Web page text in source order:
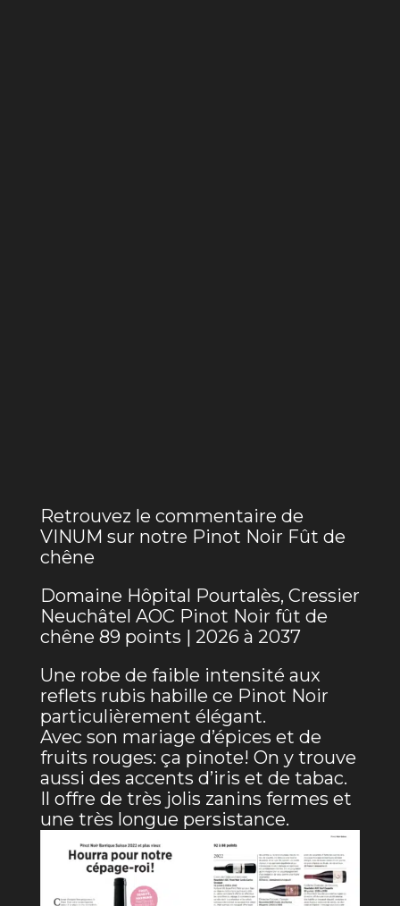
Retrouvez le commentaire de
VINUM sur notre Pinot Noir Fût de
chêne
Domaine Hôpital Pourtalès, Cressier
Neuchâtel AOC Pinot Noir fût de
chêne 89 points | 2026 à 2037
Une robe de faible intensité aux
reflets rubis habille ce Pinot Noir
particulièrement élégant.
Avec son mariage d’épices et de
fruits rouges: ça pinote! On y trouve
aussi des accents d’iris et de tabac.
Il offre de très jolis zanins fermes et
une très longue persistance.